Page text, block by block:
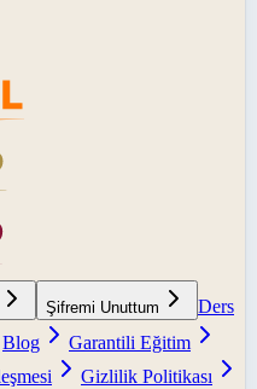
Şifremi Unuttum
Ders
Blog
Garantili Eğitim
Gizlilik Politikası